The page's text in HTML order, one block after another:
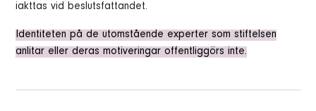
iakttas vid beslutsfattandet.
Identiteten på de utomstående experter som stiftelsen
anlitar eller deras motiveringar offentliggörs inte.